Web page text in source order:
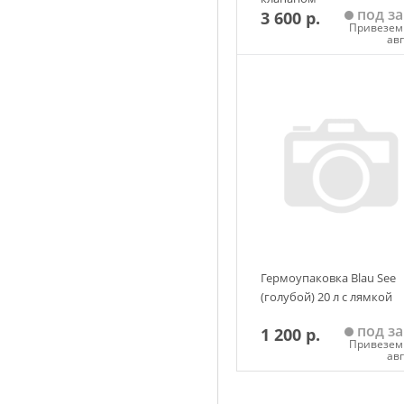
3 600 р. под
Привезем
Гермоупаковка Blau See
(голубой) 20 л с лямкой
1 200 р. под
Привезем